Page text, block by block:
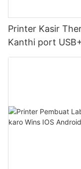
Printer Kasir
Kanthi port